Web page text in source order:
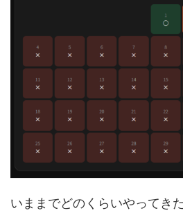
いままでどのくらいやってき